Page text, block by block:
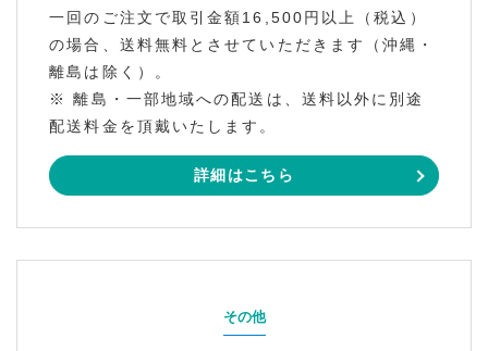
一回のご注文で取引金額16,500円以上（税込）
の場合、送料無料とさせていただきます（沖縄・
離島は除く）。
※ 離島・一部地域への配送は、送料以外に別途
配送料金を頂戴いたします。
詳細はこちら
その他